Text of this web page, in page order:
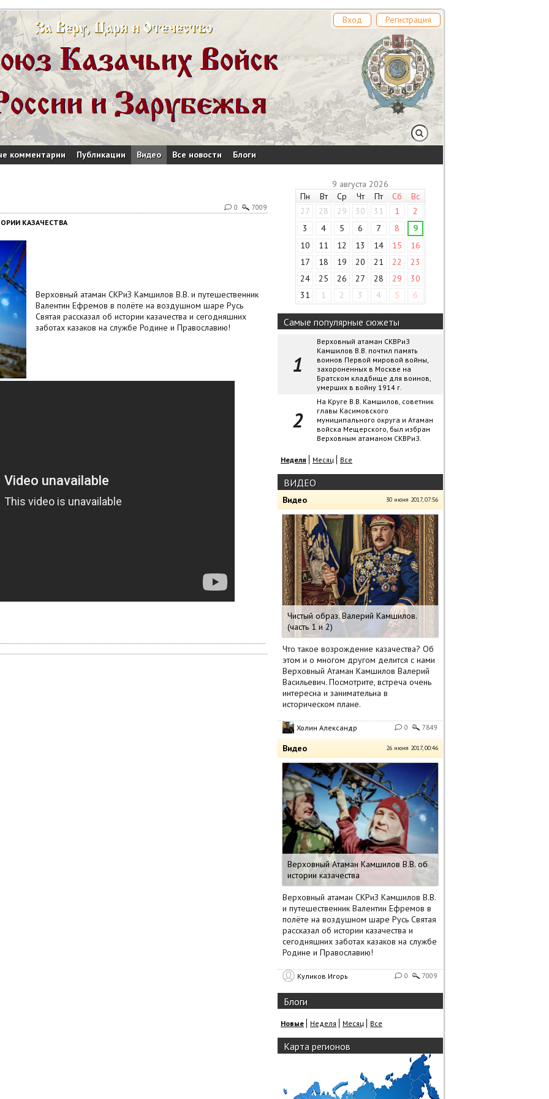
Вход Регистрация
комментарии Публикации Видео Все новости Блоги
0 7009
КАЗАЧЕСТВА
Верховный атаман СКРиЗ Камшилов В.В. и путешественник
Валентин Ефремов в полёте на воздушном шаре Русь
Святая рассказал об истории казачества и сегодняшних
заботах казаков на службе Родине и Православию!
9 августа 2026
Пн
Вт Ср Чт Пт Сб
Вс
27
28 29 30 31 1
2
3
4 5 6 7 8
9
10
11 12 13 14 15
16
17
18 19 20 21 22
23
24
25 26 27 28 29
30
31
1 2 3 4 5 6
Самые популярные сюжеты
Верховный атаман СКВРиЗ
Камшилов В.В. почтил память
воинов Первой мировой войны,
захороненных в Москве на
Братском кладбище для воинов,
умерших в войну 1914 г.
На Круге В.В. Камшилов, советник
главы Касимовского
муниципального округа и Атаман
войска Мещерского, был избран
Верховным атаманом СКВРиЗ.
Неделя Месяц Все
ВИДЕО
Видео 30 июня 2017, 07:56
Чистый образ. Валерий Камшилов.
(часть 1 и 2)
Что такое возрождение казачества? Об
этом и о многом другом делится с нами
Верховный Атаман Камшилов Валерий
Васильевич. Посмотрите, встреча очень
интересна и занимательна в
историческом плане.
Холин Александр 0 7849
Видео 26 июня 2017, 00:46
Верховный Атаман Камшилов В.В. об
истории казачества
Верховный атаман СКРиЗ Камшилов В.В.
и путешественник Валентин Ефремов в
полёте на воздушном шаре Русь Святая
рассказал об истории казачества и
сегодняшних заботах казаков на службе
Родине и Православию!
Куликов Игорь 0 7009
Блоги
Новые Неделя Месяц Все
Карта регионов